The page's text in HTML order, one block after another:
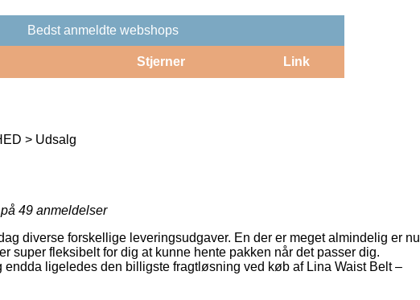
Bedst anmeldte webshops
Stjerner Link
> Udsalg
49 anmeldelser
diverse forskellige leveringsudgaver. En der er meget almindelig er nu
super fleksibelt for dig at kunne hente pakken når det passer dig.
endda ligeledes den billigste fragtløsning ved køb af Lina Waist Belt –